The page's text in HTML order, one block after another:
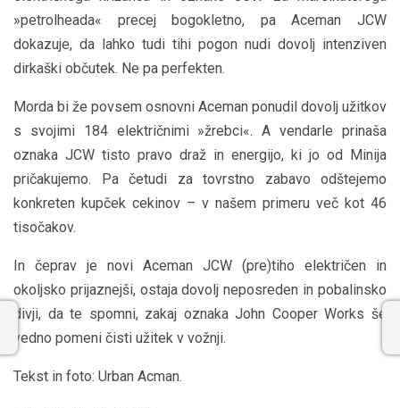
»petrolheada« precej bogokletno, pa Aceman JCW
dokazuje, da lahko tudi tihi pogon nudi dovolj intenziven
dirkaški občutek. Ne pa perfekten.
Morda bi že povsem osnovni Aceman ponudil dovolj užitkov
s svojimi 184 električnimi »žrebci«. A vendarle prinaša
oznaka JCW tisto pravo draž in energijo, ki jo od Minija
pričakujemo. Pa četudi za tovrstno zabavo odštejemo
konkreten kupček cekinov – v našem primeru več kot 46
tisočakov.
In čeprav je novi Aceman JCW (pre)tiho električen in
okoljsko prijaznejši, ostaja dovolj neposreden in pobalinsko
divji, da te spomni, zakaj oznaka John Cooper Works še
vedno pomeni čisti užitek v vožnji.
Tekst in foto: Urban Acman.